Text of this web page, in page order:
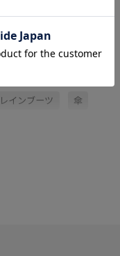
レインブーツ 傘